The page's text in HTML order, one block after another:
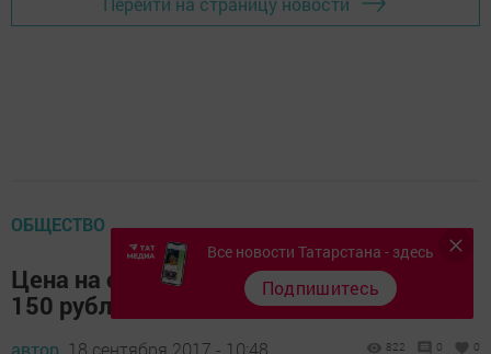
ОБЩЕСТВО
Цена на сигареты может вырасти до
150 рублей
автор, 18 сентября 2017 - 10:48 822 0 0
Все новости Татарстана - здесь
Подпишитесь